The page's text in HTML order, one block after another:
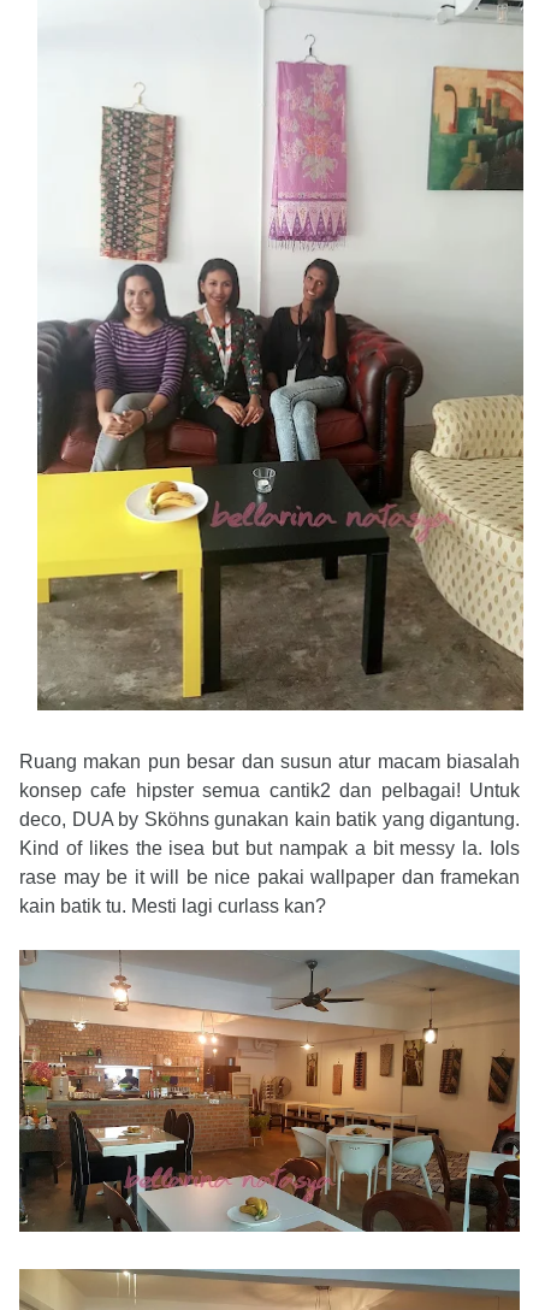
Ruang makan pun besar dan susun atur macam biasalah
konsep cafe hipster semua cantik2 dan pelbagai! Untuk
deco, DUA by Sköhns gunakan kain batik yang digantung.
Kind of likes the isea but but nampak a bit messy la. Iols
rase may be it will be nice pakai wallpaper dan framekan
kain batik tu. Mesti lagi curlass kan?